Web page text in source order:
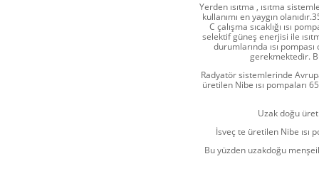
Yerden ısıtma , ısıtma
kullanımı en yaygın
C çalışma sıcaklığı ısı
selektif güneş enerjisi ile
durumlarında ısı
gerekmektedir.
Radyatör sistemlerinde
üretilen Nibe ısı pompaları
Uzak doğu
İsveç te üretilen Nibe ısı
Bu yüzden uzakdoğu